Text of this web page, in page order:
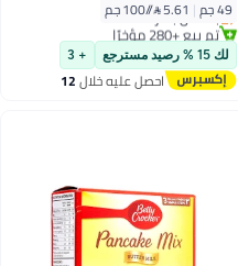
49 جم |
بتخلّص بسرعة
تم بيع +280 مؤخرًا
#1 في البودينج وخليط الجيلاتينلك 15 % رصيد مسترجع + 3
احصل عليه خلال12